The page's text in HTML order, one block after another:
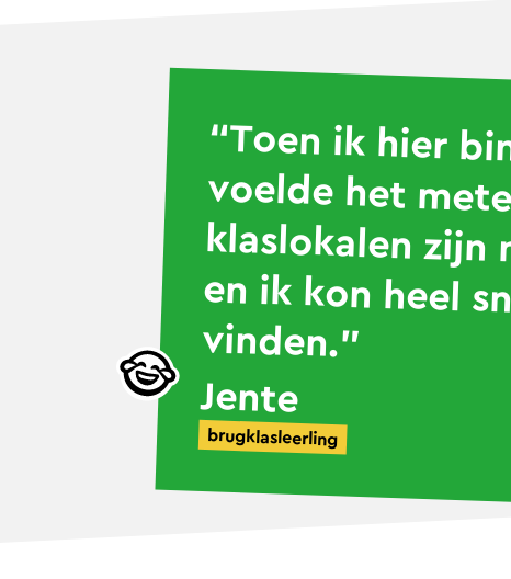
“Toen ik hier
voelde het
klaslokalen zijn
en ik kon heel
vinden.”
Jente
brugklasleerling